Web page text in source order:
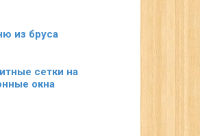
из бруса
сетки на
окна